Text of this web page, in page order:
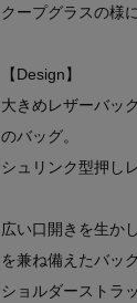
クープグラスの様
【Design】
大きめレザーバッ
のバッグ。
シュリンク型押し
広い口開きを生か
を兼ね備えたバッグ
ショルダーストラ